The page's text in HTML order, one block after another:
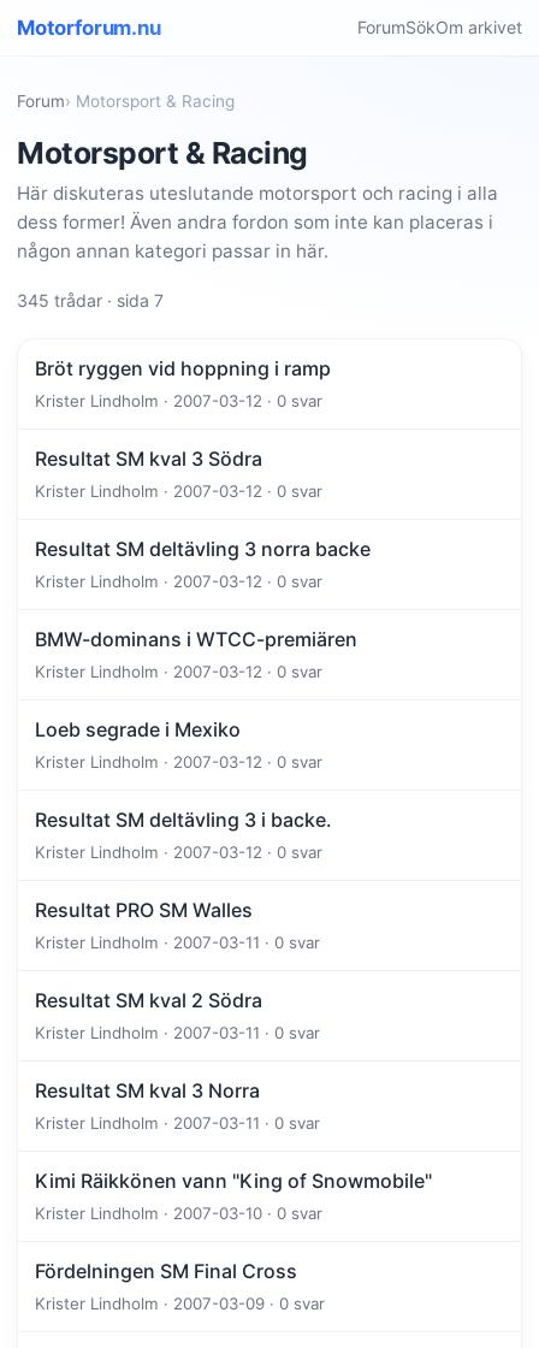
Motorforum.nu ForumSökOm arkivet
Forum› Motorsport & Racing
Motorsport & Racing
Här diskuteras uteslutande motorsport och racing i alla
dess former! Även andra fordon som inte kan placeras i
någon annan kategori passar in här.
345 trådar · sida 7
Bröt ryggen vid hoppning i ramp
Krister Lindholm · 2007-03-12 · 0 svar
Resultat SM kval 3 Södra
Krister Lindholm · 2007-03-12 · 0 svar
Resultat SM deltävling 3 norra backe
Krister Lindholm · 2007-03-12 · 0 svar
BMW-dominans i WTCC-premiären
Krister Lindholm · 2007-03-12 · 0 svar
Loeb segrade i Mexiko
Krister Lindholm · 2007-03-12 · 0 svar
Resultat SM deltävling 3 i backe.
Krister Lindholm · 2007-03-12 · 0 svar
Resultat PRO SM Walles
Krister Lindholm · 2007-03-11 · 0 svar
Resultat SM kval 2 Södra
Krister Lindholm · 2007-03-11 · 0 svar
Resultat SM kval 3 Norra
Krister Lindholm · 2007-03-11 · 0 svar
Kimi Räikkönen vann "King of Snowmobile"
Krister Lindholm · 2007-03-10 · 0 svar
Fördelningen SM Final Cross
Krister Lindholm · 2007-03-09 · 0 svar